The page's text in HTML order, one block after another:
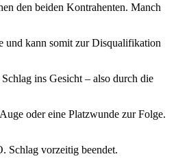
den beiden Kontrahenten. Manch
und kann somit zur Disqualifikation
ins Gesicht – also durch die
oder eine Platzwunde zur Folge.
Schlag vorzeitig beendet.